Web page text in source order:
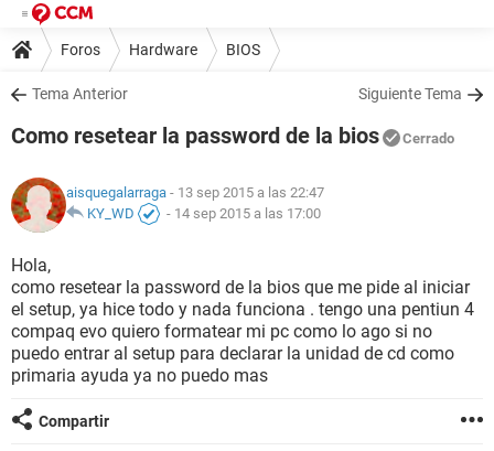
Foros Hardware BIOS
Tema Anterior Siguiente Tema
Como resetear la password de la bios Cerrado
aisquegalarraga - 13 sep 2015 a las 22:47
KY_WD
- 14 sep 2015 a las 17:00
Hola,
como resetear la password de la bios que me pide al iniciar
el setup, ya hice todo y nada funciona . tengo una pentiun 4
compaq evo quiero formatear mi pc como lo ago si no
puedo entrar al setup para declarar la unidad de cd como
primaria ayuda ya no puedo mas
Compartir